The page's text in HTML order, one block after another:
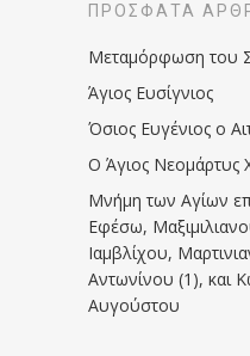
ΠΡΌΣΦΑΤΑ
Μεταμόρφωση του
Άγιος Ευσίγνιος
Όσιος Ευγένιος ο
Ο Άγιος Νεομάρτυς
Μνήμη των Aγίων
Eφέσω,
Iαμβλίχου,
Aντωνίνου (1), και
Αυγούστου